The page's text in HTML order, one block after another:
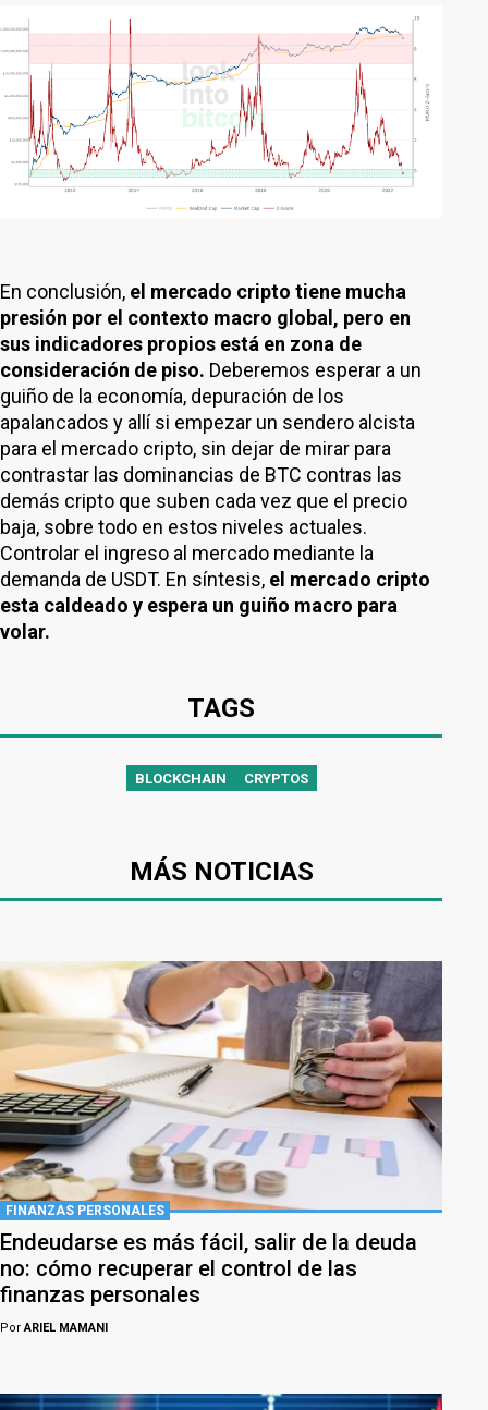
En conclusión, el mercado cripto tiene mucha
presión por el contexto macro global, pero en
sus indicadores propios está en zona de
consideración de piso. Deberemos esperar a un
guiño de la economía, depuración de los
apalancados y allí si empezar un sendero alcista
para el mercado cripto, sin dejar de mirar para
contrastar las dominancias de BTC contras las
demás cripto que suben cada vez que el precio
baja, sobre todo en estos niveles actuales.
Controlar el ingreso al mercado mediante la
demanda de USDT. En síntesis, el mercado cripto
esta caldeado y espera un guiño macro para
volar.
TAGS
BLOCKCHAIN CRYPTOS
MÁS NOTICIAS
FINANZAS PERSONALES
Endeudarse es más fácil, salir de la deuda
no: cómo recuperar el control de las
finanzas personales
PorARIEL MAMANI